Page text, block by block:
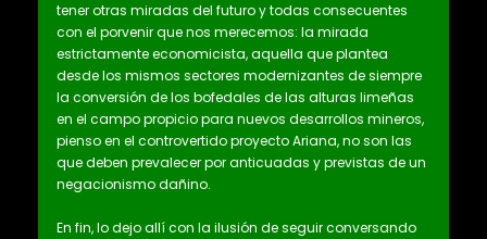
tener otras miradas del futuro y todas consecuentes
con el porvenir que nos merecemos: la mirada
estrictamente economicista, aquella que plantea
desde los mismos sectores modernizantes de siempre
la conversión de los bofedales de las alturas limeñas
en el campo propicio para nuevos desarrollos mineros,
pienso en el controvertido proyecto Ariana, no son las
que deben prevalecer por anticuadas y previstas de un
negacionismo dañino.
En fin, lo dejo allí con la ilusión de seguir conversando